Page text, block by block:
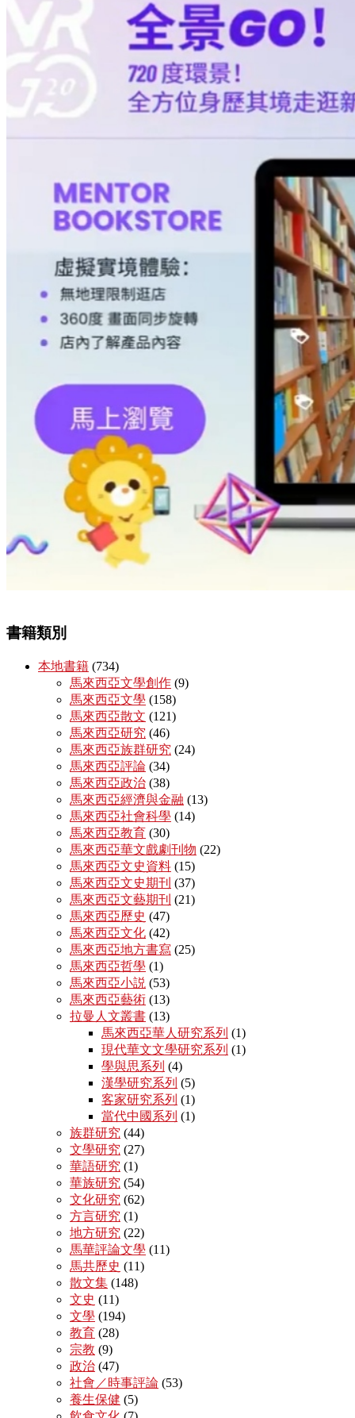
書籍類別
本地書籍 (734)
馬來西亞文學創作 (9)
馬來西亞文學 (158)
馬來西亞散文 (121)
馬來西亞研究 (46)
馬來西亞族群研究 (24)
馬來西亞評論 (34)
馬來西亞政治 (38)
馬來西亞經濟與金融 (13)
馬來西亞社會科學 (14)
馬來西亞教育 (30)
馬來西亞華文戲劇刊物 (22)
馬來西亞文史資料 (15)
馬來西亞文史期刊 (37)
馬來西亞文藝期刊 (21)
馬來西亞歷史 (47)
馬來西亞文化 (42)
馬來西亞地方書寫 (25)
馬來西亞哲學 (1)
馬來西亞小説 (53)
馬來西亞藝術 (13)
拉曼人文叢書 (13)
馬來西亞華人研究系列 (1)
現代華文文學研究系列 (1)
學與思系列 (4)
漢學研究系列 (5)
客家研究系列 (1)
當代中國系列 (1)
族群研究 (44)
文學研究 (27)
華語研究 (1)
華族研究 (54)
文化研究 (62)
方言研究 (1)
地方研究 (22)
馬華評論文學 (11)
馬共歷史 (11)
散文集 (148)
文史 (11)
文學 (194)
教育 (28)
宗教 (9)
政治 (47)
社會／時事評論 (53)
養生保健 (5)